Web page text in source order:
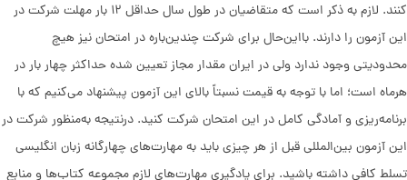
کنند. لازم به ذکر است که متقاضیان در طول سال حداقل ۱۲ بار مهلت شرکت در
این آزمون را دارند. بااین‌حال برای شرکت چندین‌باره در امتحان نیز هیچ
محدودیتی وجود ندارد ولی در ایران مقدار مجاز تعیین شده حداکثر چهار بار در
هرماه است؛ اما با توجه به قیمت نسبتاً بالای این آزمون پیشنهاد می‌کنیم که با
برنامه‌ریزی و آمادگی کامل در این امتحان شرکت کنید. درنتیجه به‌منظور شرکت در
این آزمون بین‌المللی قبل از هر چیزی باید به مهارت‌های چهارگانه زبان انگلیسی
تسلط کافی داشته باشید. برای یادگیری مهارت‌های لازم مجموعه کتاب‌ها و منابع